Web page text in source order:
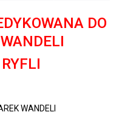
DO
WANDELI